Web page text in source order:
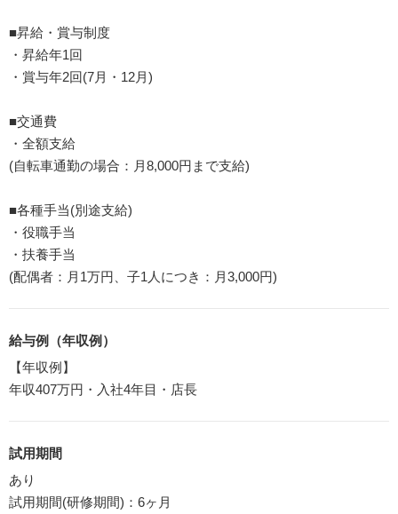
■昇給・賞与制度
・昇給年1回
・賞与年2回(7月・12月)
■交通費
・全額支給
(自転車通勤の場合：月8,000円まで支給)
■各種手当(別途支給)
・役職手当
・扶養手当
(配偶者：月1万円、子1人につき：月3,000円)
給与例（年収例）
【年収例】
年収407万円・入社4年目・店長
試用期間
あり
試用期間(研修期間)：6ヶ月